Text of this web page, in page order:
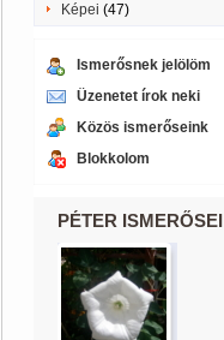
Képei (47)
Ismerősnek jelölöm
Üzenetet írok neki
Közös ismerőseink
Blokkolom
PÉTER ISMERŐSEI